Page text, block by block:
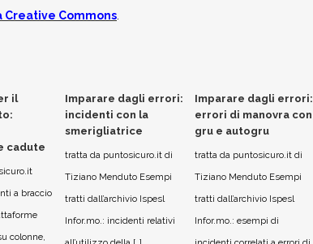
Creative Commons
il
cadute
a braccio
colonne,
Imparare dagli errori:
incidenti con la
smerigliatrice
tratta da puntosicuro.it di
Tiziano Menduto Esempi
tratti dall’archivio Ispesl
Infor.mo.: incidenti relativi
Imparare dagli errori:
errori di manovra con
gru e autogru
tratta da puntosicuro.it di
Tiziano Menduto Esempi
tratti dall’archivio Ispesl
Infor.mo.: esempi di